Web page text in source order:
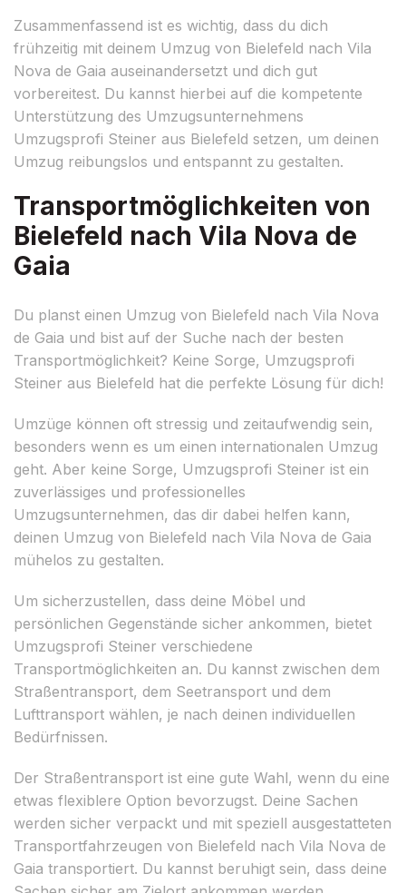
Zusammenfassend ist es wichtig, dass du dich
frühzeitig mit deinem Umzug von Bielefeld nach Vila
Nova de Gaia auseinandersetzt und dich gut
vorbereitest. Du kannst hierbei auf die kompetente
Unterstützung des Umzugsunternehmens
Umzugsprofi Steiner aus Bielefeld setzen, um deinen
Umzug reibungslos und entspannt zu gestalten.
Transportmöglichkeiten von
Bielefeld nach Vila Nova de
Gaia
Du planst einen Umzug von Bielefeld nach Vila Nova
de Gaia und bist auf der Suche nach der besten
Transportmöglichkeit? Keine Sorge, Umzugsprofi
Steiner aus Bielefeld hat die perfekte Lösung für dich!
Umzüge können oft stressig und zeitaufwendig sein,
besonders wenn es um einen internationalen Umzug
geht. Aber keine Sorge, Umzugsprofi Steiner ist ein
zuverlässiges und professionelles
Umzugsunternehmen, das dir dabei helfen kann,
deinen Umzug von Bielefeld nach Vila Nova de Gaia
mühelos zu gestalten.
Um sicherzustellen, dass deine Möbel und
persönlichen Gegenstände sicher ankommen, bietet
Umzugsprofi Steiner verschiedene
Transportmöglichkeiten an. Du kannst zwischen dem
Straßentransport, dem Seetransport und dem
Lufttransport wählen, je nach deinen individuellen
Bedürfnissen.
Der Straßentransport ist eine gute Wahl, wenn du eine
etwas flexiblere Option bevorzugst. Deine Sachen
werden sicher verpackt und mit speziell ausgestatteten
Transportfahrzeugen von Bielefeld nach Vila Nova de
Gaia transportiert. Du kannst beruhigt sein, dass deine